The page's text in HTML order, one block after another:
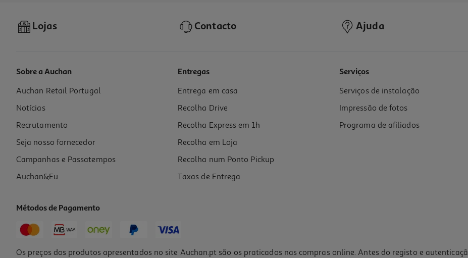
Lojas Contacto Ajuda
Sobre a Auchan
Auchan Retail Portugal
Notícias
Recrutamento
Seja nosso fornecedor
Campanhas e Passatempos
Auchan&Eu
Entregas
Entrega em casa
Recolha Drive
Recolha Express em 1h
Recolha em Loja
Recolha num Ponto Pickup
Taxas de Entrega
Serviços
Serviços de instalação
Impressão de fotos
Programa de afiliados
Métodos de Pagamento
Os preços dos produtos apresentados no site Auchan.pt são os praticados nas compras online. Antes do registo e